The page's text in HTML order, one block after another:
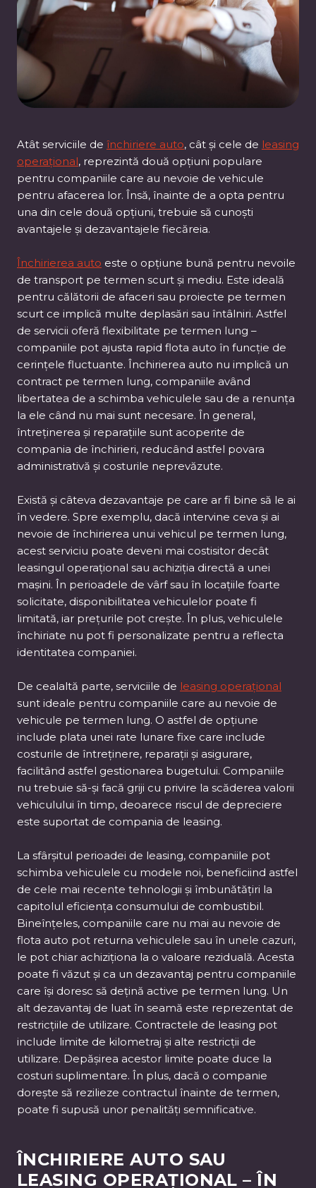
Atât serviciile de închiriere auto, cât și cele de leasing
operațional, reprezintă două opțiuni populare
pentru companiile care au nevoie de vehicule
pentru afacerea lor. Însă, înainte de a opta pentru
una din cele două opțiuni, trebuie să cunoști
avantajele și dezavantajele fiecăreia.
Închirierea auto este o opțiune bună pentru nevoile
de transport pe termen scurt și mediu. Este ideală
pentru călătorii de afaceri sau proiecte pe termen
scurt ce implică multe deplasări sau întâlniri. Astfel
de servicii oferă flexibilitate pe termen lung –
companiile pot ajusta rapid flota auto în funcție de
cerințele fluctuante. Închirierea auto nu implică un
contract pe termen lung, companiile având
libertatea de a schimba vehiculele sau de a renunța
la ele când nu mai sunt necesare. În general,
întreținerea și reparațiile sunt acoperite de
compania de închirieri, reducând astfel povara
administrativă și costurile neprevăzute.
Există și câteva dezavantaje pe care ar fi bine să le ai
în vedere. Spre exemplu, dacă intervine ceva și ai
nevoie de închirierea unui vehicul pe termen lung,
acest serviciu poate deveni mai costisitor decât
leasingul operațional sau achiziția directă a unei
mașini. În perioadele de vârf sau în locațiile foarte
solicitate, disponibilitatea vehiculelor poate fi
limitată, iar prețurile pot crește. În plus, vehiculele
închiriate nu pot fi personalizate pentru a reflecta
identitatea companiei.
De cealaltă parte, serviciile de leasing operațional
sunt ideale pentru companiile care au nevoie de
vehicule pe termen lung. O astfel de opțiune
include plata unei rate lunare fixe care include
costurile de întreținere, reparații și asigurare,
facilitând astfel gestionarea bugetului. Companiile
nu trebuie să-și facă griji cu privire la scăderea valorii
vehiculului în timp, deoarece riscul de depreciere
este suportat de compania de leasing.
La sfârșitul perioadei de leasing, companiile pot
schimba vehiculele cu modele noi, beneficiind astfel
de cele mai recente tehnologii și îmbunătățiri la
capitolul eficiența consumului de combustibil.
Bineînțeles, companiile care nu mai au nevoie de
flota auto pot returna vehiculele sau în unele cazuri,
le pot chiar achiziționa la o valoare reziduală. Acesta
poate fi văzut și ca un dezavantaj pentru companiile
care își doresc să dețină active pe termen lung. Un
alt dezavantaj de luat în seamă este reprezentat de
restricțiile de utilizare. Contractele de leasing pot
include limite de kilometraj și alte restricții de
utilizare. Depășirea acestor limite poate duce la
costuri suplimentare. În plus, dacă o companie
dorește să rezilieze contractul înainte de termen,
poate fi supusă unor penalități semnificative.
ÎNCHIRIERE AUTO SAU
LEASING OPERAȚIONAL – ÎN